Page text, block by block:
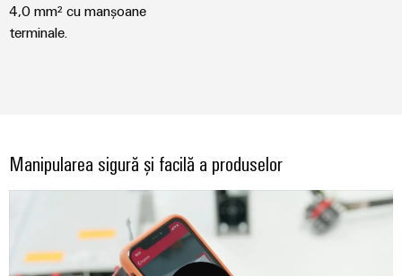
4,0 mm² cu manșoane
terminale.
Manipularea sigură și facilă a produselor